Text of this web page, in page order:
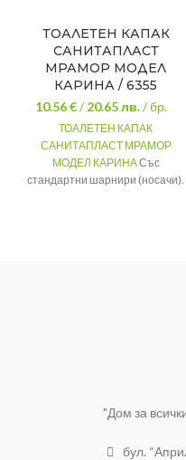
ТОАЛЕТЕН КАПАК
САНИТАПЛАСТ
МРАМОР МОДЕЛ
КАРИНА / 6355
10.56 €/20.65лв./ бр.
ТОАЛЕТЕН КАПАК
САНИТАПЛАСТ МРАМОР
МОДЕЛ КАРИНАСъс
стандартни шарнири (носачи).
"Дом за
бул.